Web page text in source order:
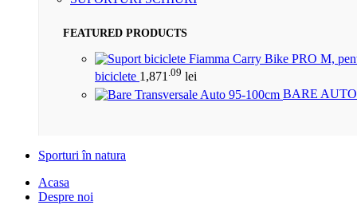
FEATURED PRODUCTS
biciclete 1,871 .09 lei
BARE
Sporturi în natura
Acasa
Despre noi